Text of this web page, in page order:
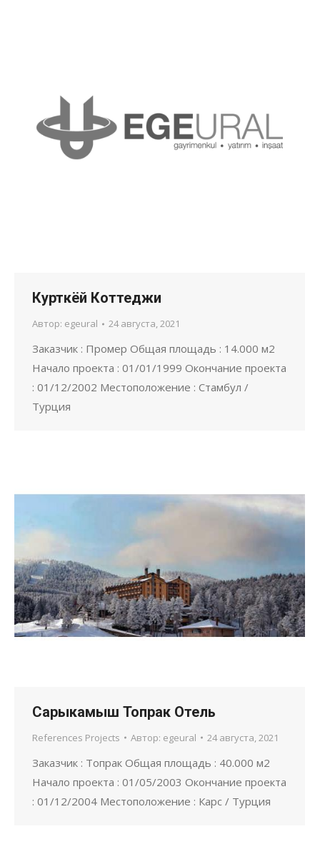
Курткёй Коттеджи
Автор: egeural 24 августа, 2021
Заказчик : Промер Общая площадь : 14.000 м2
Начало проекта : 01/01/1999 Окончание проекта
: 01/12/2002 Местоположение : Стамбул /
Турция
Сарыкамыш Топрак Отель
References Projects Автор: egeural 24 августа, 2021
Заказчик : Топрак Общая площадь : 40.000 м2
Начало проекта : 01/05/2003 Окончание проекта
: 01/12/2004 Местоположение : Карс / Турция